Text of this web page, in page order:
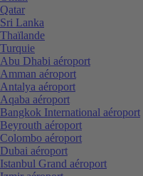
Qatar
Sri Lanka
Thaïlande
Turquie
Abu Dhabi aéroport
Amman aéroport
Antalya aéroport
Aqaba aéroport
Bangkok International aéroport
Beyrouth aéroport
Colombo aéroport
Dubai aéroport
Istanbul Grand aéroport